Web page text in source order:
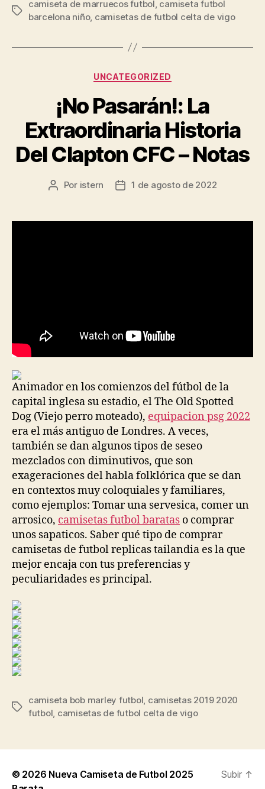
Etiquetas
camiseta de marruecos futbol camiseta futbol
barcelona niño, camisetas de futbol celta de vigo
Categorías
UNCATEGORIZED
¡No Pasarán!: La
Extraordinaria Historia
Del Clapton CFC – Notas
Autor
entrada
Por istern
Fecha
entrada
1 de agosto de 2022
Animador en los comienzos del fútbol de la
capital inglesa su estadio, el The Old Spotted
Dog (Viejo perro moteado), equipacion psg 2022
era el más antiguo de Londres. A veces,
también se dan algunos tipos de seseo
mezclados con diminutivos, que son
exageraciones del habla folklórica que se dan
en contextos muy coloquiales y familiares,
como ejemplos: Tomar una servesica, comer un
arrosico, camisetas futbol baratas o comprar
unos sapaticos. Saber qué tipo de comprar
camisetas de futbol replicas tailandia es la que
mejor encaja con tus preferencias y
peculiaridades es principal.
Etiquetas
camiseta bob marley futbol camisetas 2019 2020
futbol camisetas de futbol celta de vigo
© 2026 Nueva Camiseta de Futbol 2025
Subir ↑